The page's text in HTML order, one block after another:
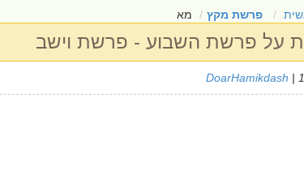
פרשת מקץ מא
DoarHamikdash |